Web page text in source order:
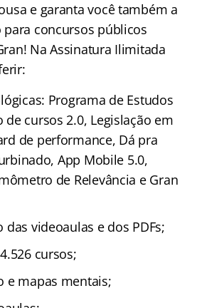
e garanta você também a
concursos públicos
Na Assinatura Ilimitada
Programa de Estudos
de cursos 2.0, Legislação em
de performance, Dá pra
App Mobile 5.0,
de Relevância e Gran
videoaulas e dos PDFs;
cursos;
e mapas mentais;